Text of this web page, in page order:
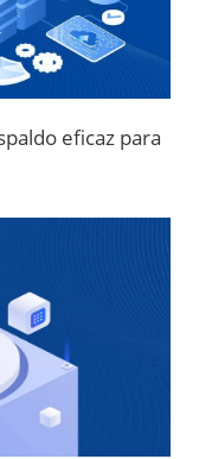
eficaz para